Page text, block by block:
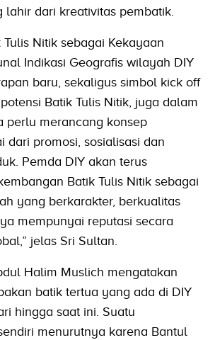
lahir dari kreativitas pembatik.
Nitik sebagai Kekayaan
Indikasi Geografis wilayah DIY
baru, sekaligus simbol kick off
Batik Tulis Nitik, juga dalam
perlu merancang konsep
dari promosi, sosialisasi dan
Pemda DIY akan terus
Batik Tulis Nitik sebagai
yang berkarakter, berkualitas
mempunyai reputasi secara
jelas Sri Sultan.
Halim Muslich mengatakan
batik tertua yang ada di DIY
hingga saat ini. Suatu
menurutnya karena Bantul